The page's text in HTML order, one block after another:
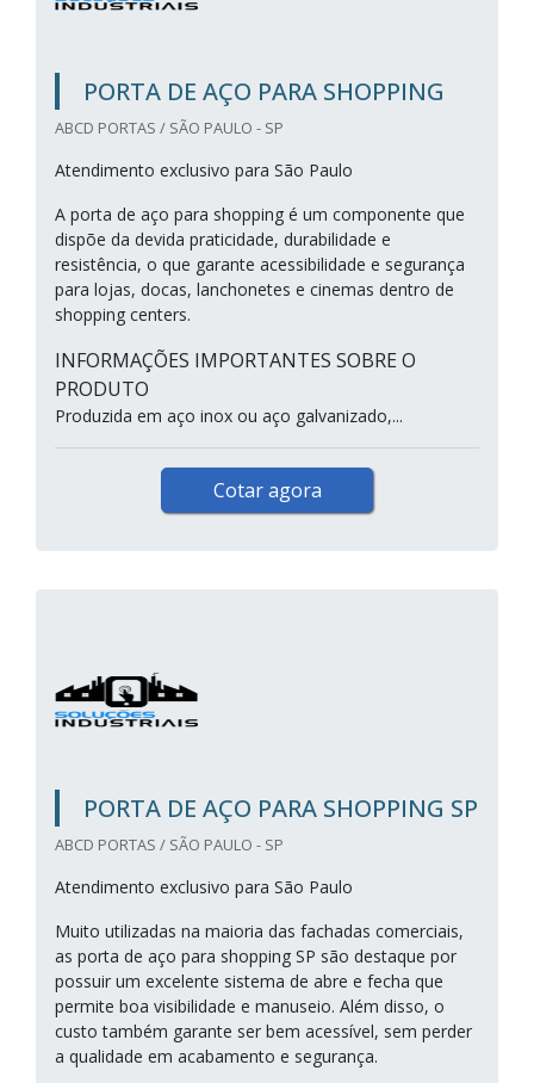
PORTA DE AÇO PARA SHOPPING
ABCD PORTAS / SÃO PAULO - SP
Atendimento exclusivo para São Paulo
A porta de aço para shopping é um componente que
dispõe da devida praticidade, durabilidade e
resistência, o que garante acessibilidade e segurança
para lojas, docas, lanchonetes e cinemas dentro de
shopping centers.
INFORMAÇÕES IMPORTANTES SOBRE O
PRODUTO
Produzida em aço inox ou aço galvanizado,...
Cotar agora
PORTA DE AÇO PARA SHOPPING SP
ABCD PORTAS / SÃO PAULO - SP
Atendimento exclusivo para São Paulo
Muito utilizadas na maioria das fachadas comerciais,
as porta de aço para shopping SP são destaque por
possuir um excelente sistema de abre e fecha que
permite boa visibilidade e manuseio. Além disso, o
custo também garante ser bem acessível, sem perder
a qualidade em acabamento e segurança.